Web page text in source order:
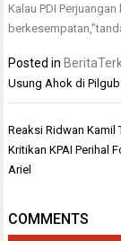
Kalau PDI
Posted in
Usung Ahok di Pilgub
Navigasi
pos
Reaksi Ridwan Kamil
Kritikan KPAI Perihal
Ariel
COMMENTS